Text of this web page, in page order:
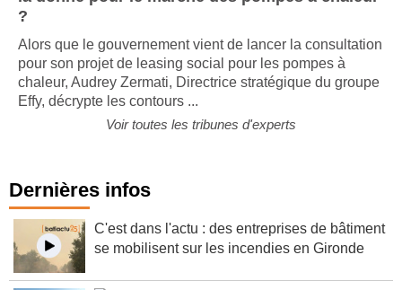
la donne pour le marché des pompes à chaleur
Alors que le gouvernement vient de lancer la consultation
pour son projet de leasing social pour les pompes à
chaleur, Audrey Zermati, Directrice stratégique du groupe
Dernières infos
C'est dans l'actu : des entreprises de bâtiment